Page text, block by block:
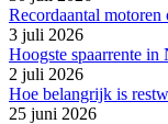
Recordaantal
3 juli 2026
Hoogste spaarrente
2 juli 2026
Hoe belangrijk is
25 juni 2026